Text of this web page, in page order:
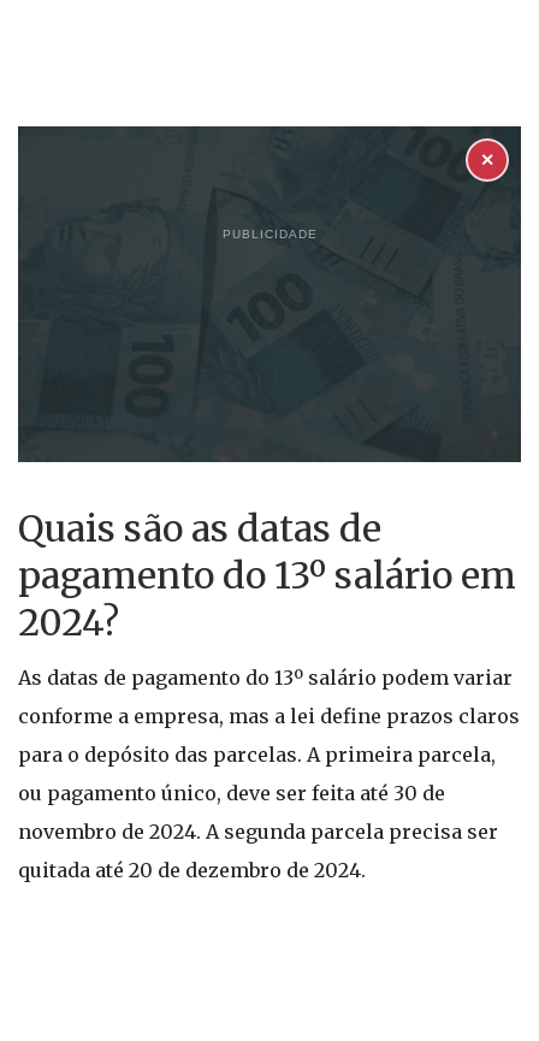
PUBLICIDADE
✕
Quais são as datas de
pagamento do 13º salário em
2024?
As datas de pagamento do 13º salário podem variar
conforme a empresa, mas a lei define prazos claros
para o depósito das parcelas. A primeira parcela,
ou pagamento único, deve ser feita até 30 de
novembro de 2024. A segunda parcela precisa ser
quitada até 20 de dezembro de 2024.